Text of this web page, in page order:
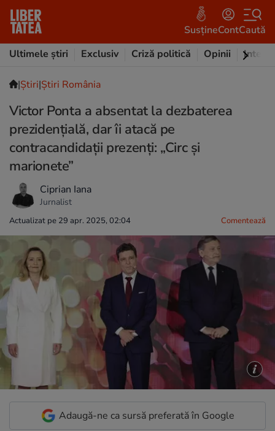
SusțineContCaută
Ultimele știri
Exclusiv Criză politică Opinii
|Ştiri|Știri România
Victor Ponta a absentat la dezbaterea
prezidențială, dar îi atacă pe
contracandidații prezenți: „Circ și
marionete”
Ciprian Iana
Jurnalist
Actualizat pe 29 apr. 2025, 02:04 Comentează
Adaugă-ne ca sursă preferată în Google